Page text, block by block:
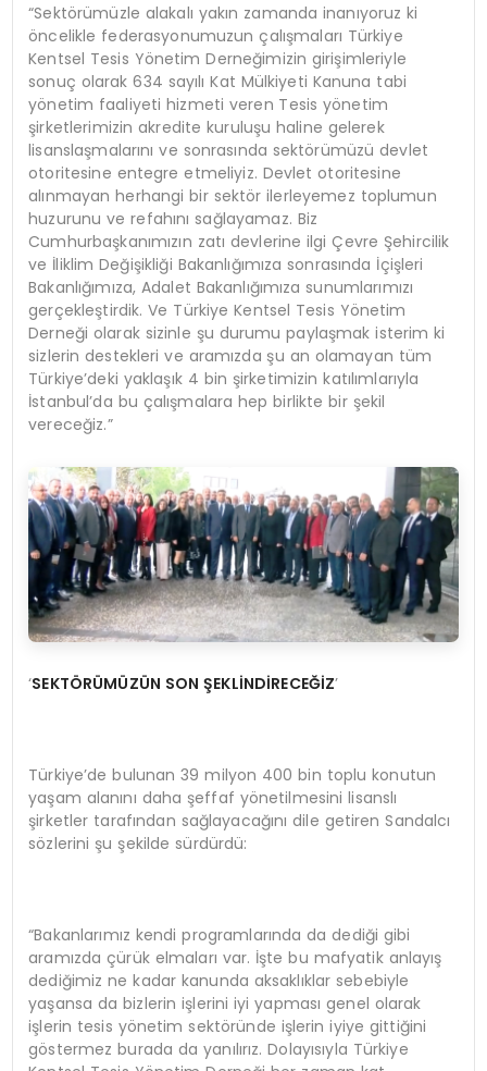
“Sektörümüzle alakalı yakın zamanda inanıyoruz ki
öncelikle federasyonumuzun çalışmaları Türkiye
Kentsel Tesis Yönetim Derneğimizin girişimleriyle
sonuç olarak 634 sayılı Kat Mülkiyeti Kanuna tabi
yönetim faaliyeti hizmeti veren Tesis yönetim
şirketlerimizin akredite kuruluşu haline gelerek
lisanslaşmalarını ve sonrasında sektörümüzü devlet
otoritesine entegre etmeliyiz. Devlet otoritesine
alınmayan herhangi bir sektör ilerleyemez toplumun
huzurunu ve refahını sağlayamaz. Biz
Cumhurbaşkanımızın zatı devlerine ilgi Çevre Şehircilik
ve İliklim Değişikliği Bakanlığımıza sonrasında İçişleri
Bakanlığımıza, Adalet Bakanlığımıza sunumlarımızı
gerçekleştirdik. Ve Türkiye Kentsel Tesis Yönetim
Derneği olarak sizinle şu durumu paylaşmak isterim ki
sizlerin destekleri ve aramızda şu an olamayan tüm
Türkiye’deki yaklaşık 4 bin şirketimizin katılımlarıyla
İstanbul’da bu çalışmalara hep birlikte bir şekil
vereceğiz.”
‘SEKTÖRÜMÜZÜN SONŞEKLİNDİRECEĞİZ’
Türkiye’de bulunan 39 milyon 400 bin toplu konutun
yaşam alanını daha şeffaf yönetilmesini lisanslı
şirketler tarafından sağlayacağını dile getiren Sandalcı
sözlerini şu şekilde sürdürdü:
“Bakanlarımız kendi programlarında da dediği gibi
aramızda çürük elmaları var. İşte bu mafyatik anlayış
dediğimiz ne kadar kanunda aksaklıklar sebebiyle
yaşansa da bizlerin işlerini iyi yapması genel olarak
işlerin tesis yönetim sektöründe işlerin iyiye gittiğini
göstermez burada da yanılırız. Dolayısıyla Türkiye